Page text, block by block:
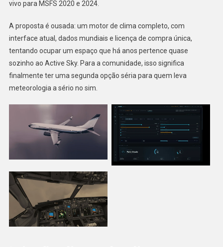
vivo para MSFS 2020 e 2024.
A proposta é ousada: um motor de clima completo, com
interface atual, dados mundiais e licença de compra única,
tentando ocupar um espaço que há anos pertence quase
sozinho ao Active Sky. Para a comunidade, isso significa
finalmente ter uma segunda opção séria para quem leva
meteorologia a sério no sim.